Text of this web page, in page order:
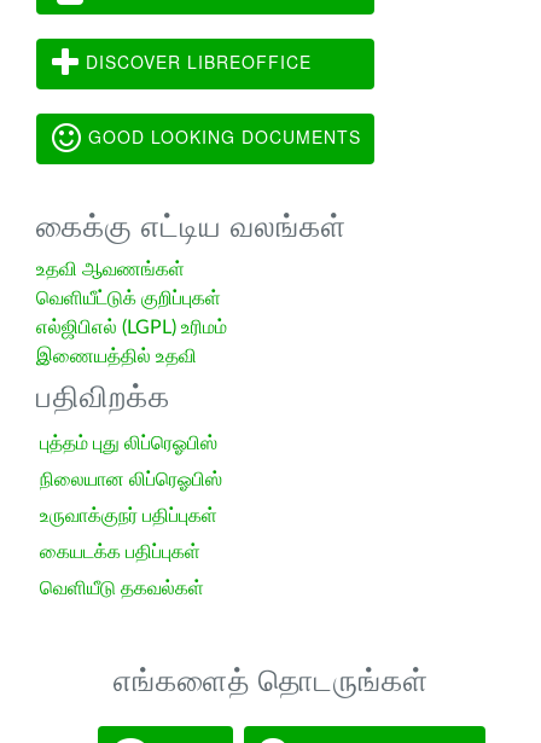
DISCOVER LIBREOFFICE
GOOD LOOKING DOCUMENTS
கைக்கு எட்டிய வலங்கள்
உதவி ஆவணங்கள்
வெளியீட்டுக் குறிப்புகள்
எல்ஜிபிஎல் (LGPL) உரிமம்
இணையத்தில் உதவி
பதிவிறக்க
புத்தம் புது லிப்ரெஓபிஸ்
நிலையான லிப்ரெஓபிஸ்
உருவாக்குநர் பதிப்புகள்
கையடக்க பதிப்புகள்
வெளியீடு தகவல்கள்
எங்களைத் தொடருங்கள்